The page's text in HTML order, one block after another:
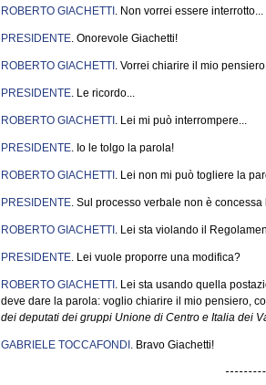
ROBERTO GIACHETTI . Non vorrei essere interrotto...
PRESIDENTE. Onorevole Giachetti!
ROBERTO GIACHETTI . Vorrei chiarire il mio
PRESIDENTE. Le ricordo...
ROBERTO GIACHETTI . Lei mi può interrompere...
PRESIDENTE. Io le tolgo la parola!
ROBERTO GIACHETTI . Lei non mi può togliere la
PRESIDENTE. Sul processo verbale non è
ROBERTO GIACHETTI . Lei sta violando il
PRESIDENTE. Lei vuole proporre una modifica?
ROBERTO GIACHETTI . Lei sta usando quella
deve dare la parola: voglio chiarire il mio pensiero,
dei deputati dei gruppi Unione di Centro e Italia dei
GABRIELE TOCCAFONDI . Bravo Giachetti!